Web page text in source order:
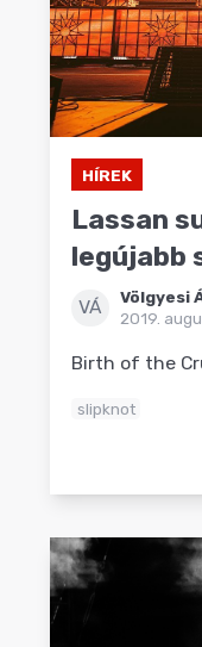
HÍREK
Lassan
legújabb
VÁ
Völgyesi
2019.
Birth of the
slipknot